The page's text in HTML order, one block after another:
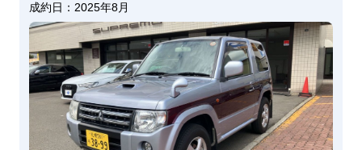
成約日： 2025年8月